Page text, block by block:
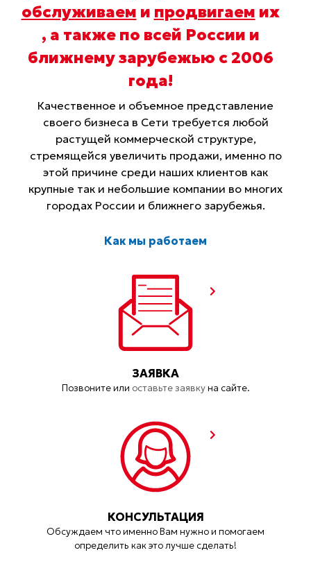
обслуживаем и продвигаем их
, а также по всей России и
ближнему зарубежью с 2006
года!
Качественное и объемное представление
своего бизнеса в Сети требуется любой
растущей коммерческой структуре,
стремящейся увеличить продажи, именно по
этой причине среди наших клиентов как
крупные так и небольшие компании во многих
городах России и ближнего зарубежья.
Как мы работаем
ЗАЯВКА
Позвоните или оставьте заявкуна сайте.
КОНСУЛЬТАЦИЯ
Обсуждаем что именно Вам нужно и помогаем
определить как это лучше сделать!